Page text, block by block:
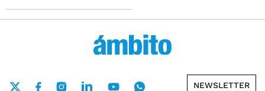
NEWSLETTER